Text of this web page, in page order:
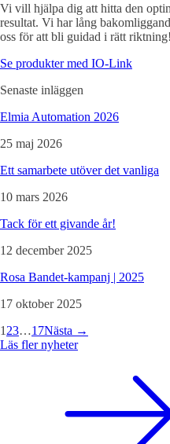
Vi vill hjälpa dig att hitta den
resultat. Vi har lång
oss för att bli guidad i rätt riktning!
Se produkter med IO-Link
Senaste inläggen
Elmia Automation 2026
25 maj 2026
Ett samarbete utöver det vanliga
10 mars 2026
Tack för ett givande år!
12 december 2025
Rosa Bandet-kampanj | 2025
17 oktober 2025
1 23…17Nästa →
Läs fler nyheter